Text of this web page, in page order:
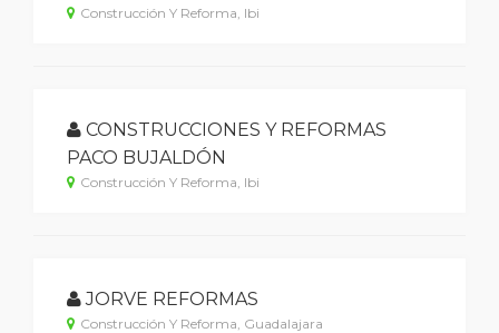
Construcción Y Reforma, Ibi
CONSTRUCCIONES Y REFORMAS
PACO BUJALDÓN
Construcción Y Reforma, Ibi
JORVE REFORMAS
Construcción Y Reforma, Guadalajara